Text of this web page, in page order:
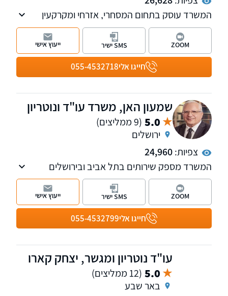
המשרד עוסק בתחום המסחרי, אזרחי ומקרקעין
ומספק כבר למעלה מ-23 שנה ייצוג משפטי
ללקוחות עסקיים ופרטיים. למשרד סניפים בתל
אביב וברחובות.
חייגו אלי055-4532718
ZOOM SMS ישיר ייעוץ אישי
שמעון האן, משרד עו"ד ונוטריון
5.0 (9 ממליצים)
ירושלים
צפיות:24,960
המשרד מספק שירותים בתל אביב ובירושלים
ועוסק במקרקעין, תביעות כספיות, משפט אזרחי
מסחרי, צוואות והסכמי יחסי ממון, הוצאה לפועל
ופשיטות רגל. בנוסף, המשרד
חייגו אלי055-4532799
ZOOM SMS ישיר ייעוץ אישי
עו"ד נוטריון ומגשר, יצחק קארו
5.0 (12 ממליצים)
באר שבע